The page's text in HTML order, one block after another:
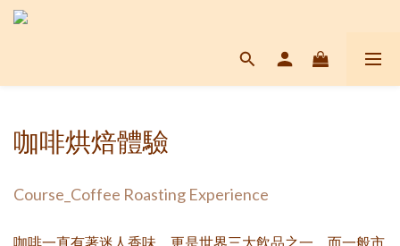
咖啡烘焙體驗
Course_Coffee Roasting Experience
咖啡一直有著迷人香味，更是世界三大飲品之一，而一般市